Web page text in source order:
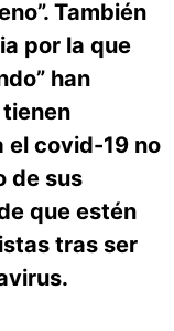
También
por la que
han
el covid-19 no
de sus
que estén
tras ser